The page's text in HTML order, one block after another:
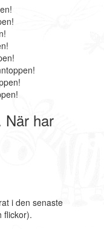
När har
i den senaste
flickor).